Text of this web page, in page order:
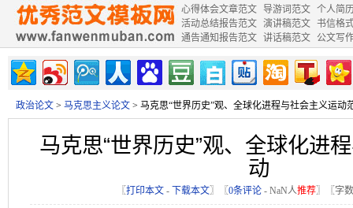
心得体会文章范文 导游词范文 个人简
活动总结报告范文 演讲稿范文 书信格
通告通知报告范文 讲话稿范文 公文写
政治论文 > 马克思主义论文 > 马克思“世界历史”观、全球化进程与社会主义运动
马克思“世界历史”观、全球化进
动
〖打印本文 - 下载本文〗〖0条评论 - NaN人推荐〗〖字